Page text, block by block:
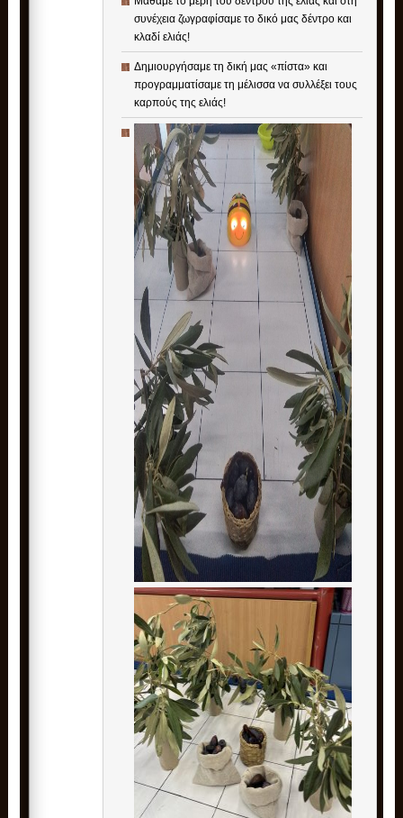
συνέχεια ζωγραφίσαμε το δικό μας δέντρο και
κλαδί ελιάς!
Δημιουργήσαμε τη δική μας «πίστα» και
προγραμματίσαμε τη μέλισσα να συλλέξει τους
καρπούς της ελιάς!